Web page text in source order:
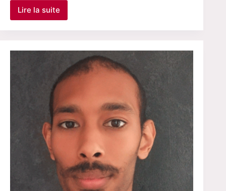
Lire la suite
Lavigne